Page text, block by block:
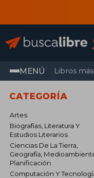
MENÚ Libros
CATEGORÍA
Artes
Biografías, Literatura Y
Estudios Literarios
Ciencias De La Tierra,
Geografía,
Planificación
Computación Y Tecnología